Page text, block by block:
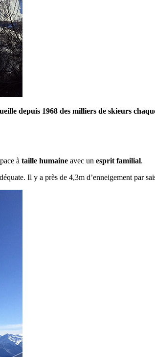
depuis 1968 des milliers de skieurs
à taille humaine avec un esprit familial.
Il y a près de 4,3m d’enneigement par